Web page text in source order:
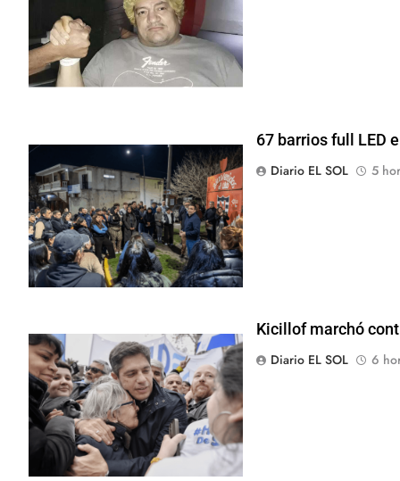
67 barrios full LED
Diario EL SOL
5
Kicillof marchó
Diario EL SOL
6